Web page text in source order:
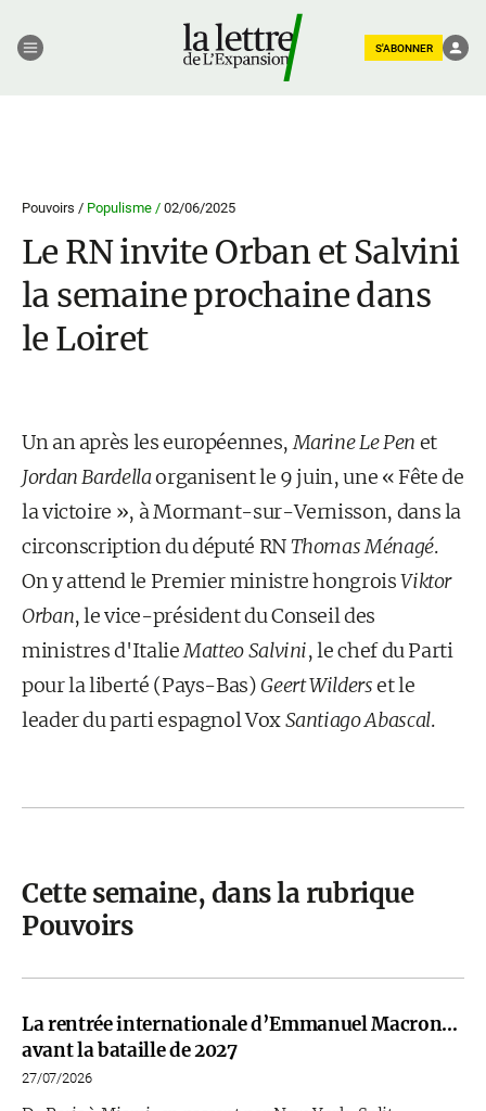
S'ABONNER
Pouvoirs / Populisme / 02/06/2025
Le RN invite Orban et Salvini
la semaine prochaine dans
le Loiret
Un an après les européennes,Marine Le Pen et
Jordan Bardellaorganisent le 9 juin, une « Fête de
la victoire », à Mormant-sur-Vernisson, dans la
circonscription du député RNThomas Ménagé.
On y attend le Premier ministre hongroisViktor
Orban, le vice-président du Conseil des
ministres d'ItalieMatteo Salvini, le chef du Parti
pour la liberté (Pays-Bas)Geert Wilderset le
leader du parti espagnol VoxSantiago Abascal.
Cette semaine, dans la rubrique
Pouvoirs
La rentrée internationale d’Emmanuel Macron…
avant la bataille de 2027
27/07/2026